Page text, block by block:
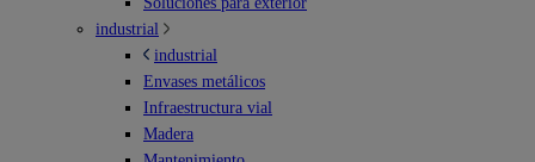
industrial
industrial
Envases metálicos
Infraestructura vial
Madera